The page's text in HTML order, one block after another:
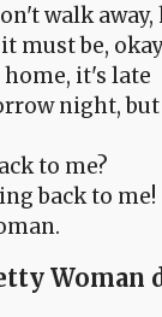
walk away,
must be,
it's late
night,
to me?
back to me!
Woman